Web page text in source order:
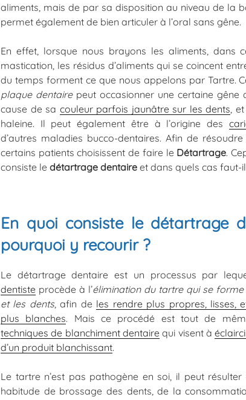
aliments, mais de par sa disposition au niveau de la
permet également de bien articuler à l’oral sans gêne.
En effet, lorsque nous brayons les aliments, dans
mastication, les résidus d’aliments qui se coincent
du temps forment ce que nous appelons par Tartre.
plaque dentairepeut occasionner une certaine gêne
cause de sa couleur parfois jaunâtre sur les dents ,
haleine. Il peut également être à l’origine des
d’autres maladies bucco-dentaires. Afin de résoudre
certains patients choisissent de faire le Détartrage.
consiste le détartrage dentaire et dans quels cas faut-
En quoi consiste le détartrage
pourquoi y recourir ?
Le détartrage dentaire est un processus par
dentiste procède à l’élimination du tartre qui se forme
et les dents, afin de les rendre plus propres, lisses,
plus blanches. Mais ce procédé est tout de
techniques de blanchiment dentaire qui visent à
d’un produit blanchissant.
Le tartre n’est pas pathogène en soi, il peut résulter
habitude de brossage des dents, de la